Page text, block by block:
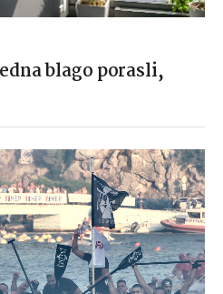
blago porasli,